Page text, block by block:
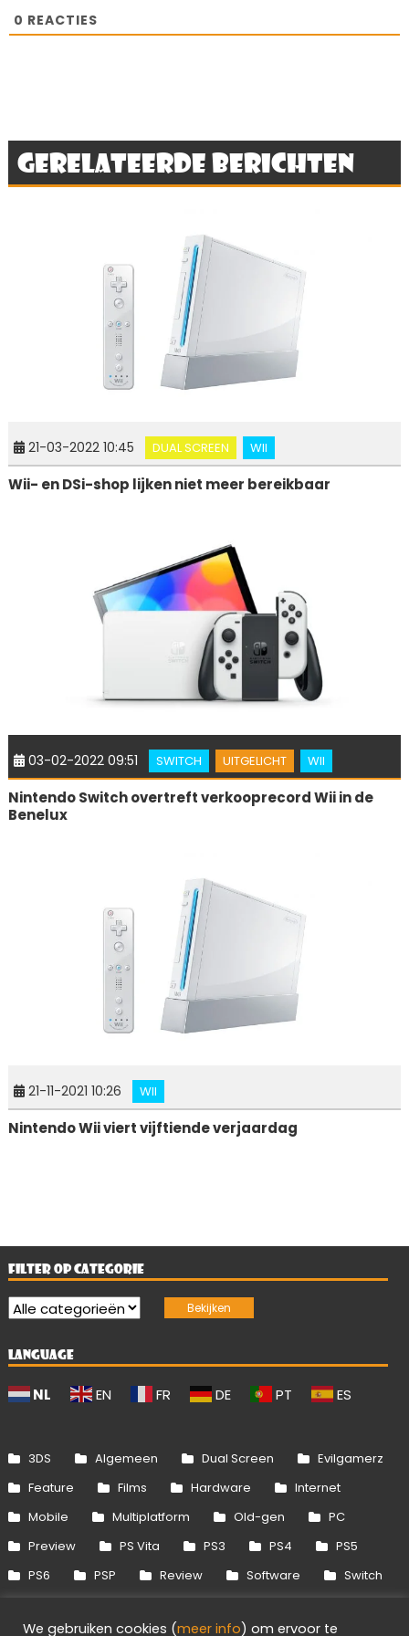
0 REACTIES
Gerelateerde berichten
21-03-2022 10:45 DUAL SCREEN WII
Wii- en DSi-shop lijken niet meer bereikbaar
03-02-2022 09:51 SWITCH UITGELICHT WII
Nintendo Switch overtreft verkooprecord Wii in de
Benelux
21-11-2021 10:26 WII
Nintendo Wii viert vijftiende verjaardag
FILTER OP CATEGORIE
LANGUAGE
NL EN FR DE PT ES
3DS Algemeen Dual Screen
Evilgamerz
Feature
Films Hardware
Internet
Mobile
Multiplatform Old-gen
PC
Preview
PS Vita PS3 PS4
PS5
PS6
PSP Review Software
Switch
We gebruiken cookies (meer info) om ervoor te